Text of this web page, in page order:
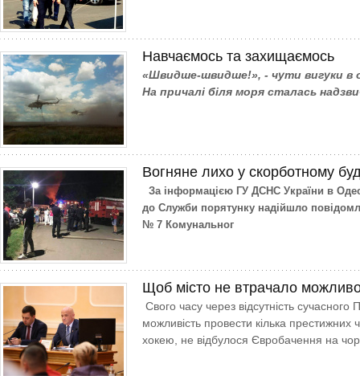
Навчаємось та захищаємось
«Швидше-швидше!», - чути вигуки в
На причалі біля моря сталась
Вогняне лихо у скорботному
За інформацією ГУ ДСНС України в
до Служби порятунку надійшло
№ 7 Комунальног
Щоб місто не втрачало
Свого часу через відсутність
можливість провести кілька престижних
хокею, не відбулося Євробачення на